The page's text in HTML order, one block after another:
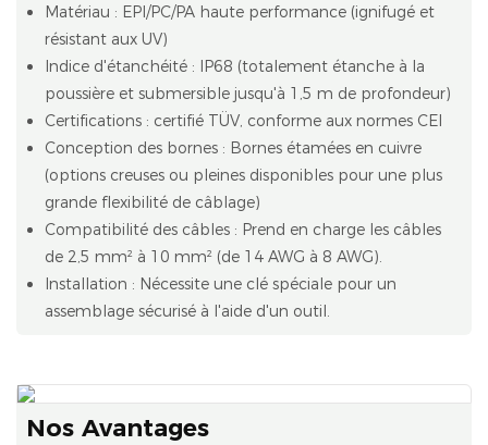
Matériau : EPI/PC/PA haute performance (ignifugé et
résistant aux UV)
Indice d'étanchéité : IP68 (totalement étanche à la
poussière et submersible jusqu'à 1,5 m de profondeur)
Certifications : certifié TÜV, conforme aux normes CEI
Conception des bornes : Bornes étamées en cuivre
(options creuses ou pleines disponibles pour une plus
grande flexibilité de câblage)
Compatibilité des câbles : Prend en charge les câbles
de 2,5 mm² à 10 mm² (de 14 AWG à 8 AWG).
Installation : Nécessite une clé spéciale pour un
assemblage sécurisé à l'aide d'un outil.
Nos Avantages